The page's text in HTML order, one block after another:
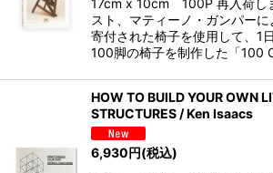
スト、マティーノ・ガンパー
寄付された椅子を使用して、1
100脚の椅子を制作した「100
HOW TO BUILD YOUR OWN
STRUCTURES / Ken Isaacs
6,930 円(税込)